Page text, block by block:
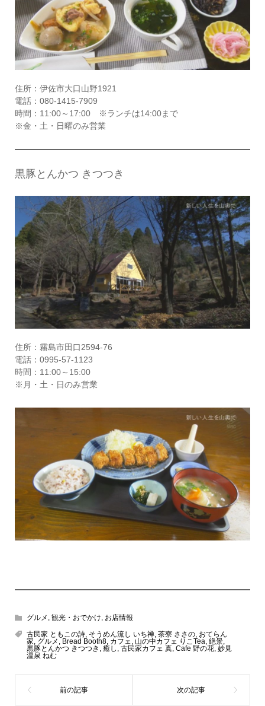
住所：伊佐市大口山野1921
電話：080-1415-7909
時間：11:00～17:00 ※ランチは14:00まで
※金・土・日曜のみ営業
黒豚とんかつ きつつき
住所：霧島市田口2594-76
電話：0995-57-1123
時間：11:00～15:00
※月・土・日のみ営業
グルメ 観光・おでかけ お店情報
古民家 ともこの詩, そうめん流し いち禅, 茶寮 ささの, おてらん
家 グルメ Bread Booth8, カフェ 山の中カフェ りこTea 絶景,
黒豚とんかつ きつつき 癒し 古民家カフェ 真, Cafe 野の花, 妙見
温泉 ねむ